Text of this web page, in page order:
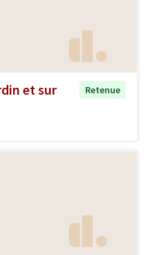
et sur
Retenue